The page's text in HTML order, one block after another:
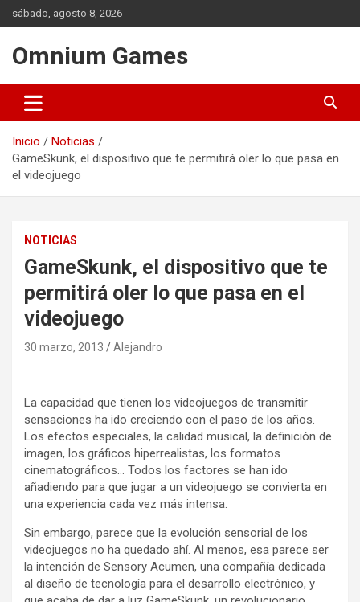
Saltar
al
sábado, agosto 8, 2026
Omnium Games
Inicio
Noticias
GameSkunk, el dispositivo que te permitirá oler lo que pasa en
el videojuego
NOTICIAS
GameSkunk, el dispositivo que te
permitirá oler lo que pasa en el
videojuego
30 marzo, 2013 Alejandro
La capacidad que tienen los videojuegos de transmitir
sensaciones ha ido creciendo con el paso de los años.
Los efectos especiales, la calidad musical, la definición de
imagen, los gráficos hiperrealistas, los formatos
cinematográficos… Todos los factores se han ido
añadiendo para que jugar a un videojuego se convierta en
una experiencia cada vez más intensa.
Sin embargo, parece que la evolución sensorial de los
videojuegos no ha quedado ahí. Al menos, esa parece ser
la intención de Sensory Acumen, una compañía dedicada
al diseño de tecnología para el desarrollo electrónico, y